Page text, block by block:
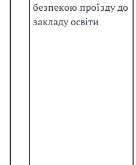
безпекою проїзду до
закладу освіти